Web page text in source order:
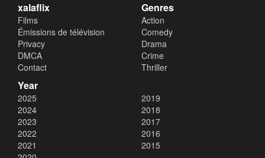
xalaflix
Films
Émissions de télévision
Privacy
DMCA
Contact
Genres
Action
Comedy
Drama
Crime
Thriller
Year
2025
2024
2023
2022
2021
2019
2018
2017
2016
2015